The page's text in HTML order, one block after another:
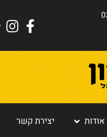
אודות יצירת קשר